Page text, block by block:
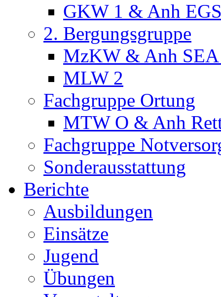
GKW 1 & Anh
2. Bergungsgruppe
MzKW & Anh
MLW 2
Fachgruppe Ortung
MTW O & Anh
Fachgruppe
Sonderausstattung
Berichte
Ausbildungen
Einsätze
Jugend
Übungen